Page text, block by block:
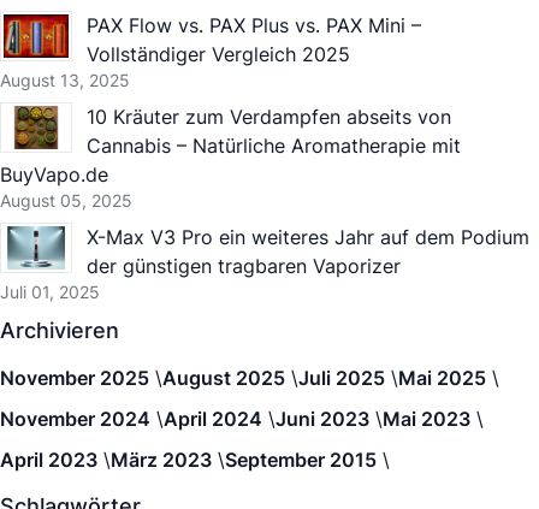
PAX Flow vs. PAX Plus vs. PAX Mini –
Vollständiger Vergleich 2025
August 13, 2025
10 Kräuter zum Verdampfen abseits von
Cannabis – Natürliche Aromatherapie mit
BuyVapo.de
August 05, 2025
X-Max V3 Pro ein weiteres Jahr auf dem Podium
der günstigen tragbaren Vaporizer
Juli 01, 2025
Archivieren
November 2025 August 2025 Juli 2025 Mai 2025
November 2024
April 2024 Juni 2023 Mai 2023
April 2023 März 2023 September 2015